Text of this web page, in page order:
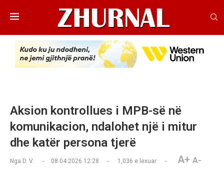
Aksion kontrollues i MPB-së në
komunikacion, ndalohet një i mitur
dhe katër persona tjerë
Nga D. V. 08.04.2026 12:28 1,036 e lexuar A+ A-